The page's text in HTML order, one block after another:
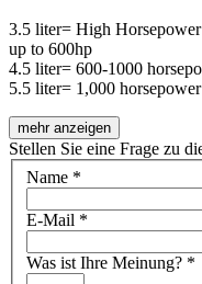
3.5 liter= High
up to 600hp
4.5 liter= 600-1000
5.5 liter= 1,000
mehr anzeigen
Stellen Sie eine Frage zu
Name *
E-Mail *
Was ist Ihre Meinung? *